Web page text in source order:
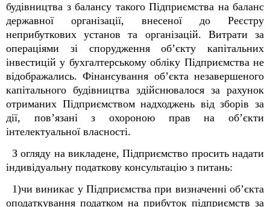
будівництва з балансу такого Підприємства на баланс
державної організації, внесеної до Реєстру
неприбуткових установ та організацій. Витрати за
операціями зі спорудження об’єкту капітальних
інвестицій у бухгалтерському обліку Підприємства не
відображались. Фінансування об’єкта незавершеного
капітального будівництва здійснювалося за рахунок
отриманих Підприємством надходжень від зборів за
дії, пов’язані з охороною прав на об’єкти
інтелектуальної власності.
З огляду на викладене, Підприємство просить надати
індивідуальну податкову консультацію з питань:
1)чи виникає у Підприємства при визначенні об’єкта
оподаткування податком на прибуток підприємств за